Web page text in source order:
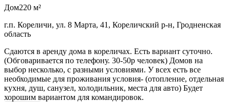
Дом220 м²
г.п. Кореличи, ул. 8 Марта, 41, Кореличский р-н, Гродненская
область
Сдаются в аренду дома в кореличах. Есть вариант суточно.
(Обговаривается по телефону. 30-50р человек) Домов на
выбор несколько, с разными условиями. У всех есть все
необходимые для проживания условия- (отопление, отдельная
кухня, душ, санузел, холодильник, места для авто) Будет
хорошим вариантом для командировок.